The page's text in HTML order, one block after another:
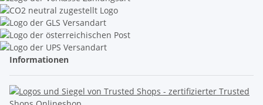
Informationen